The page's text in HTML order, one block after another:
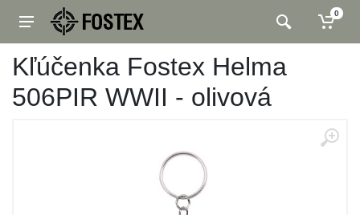
0
Kľúčenka Fostex Helma
506PIR WWII - olivová